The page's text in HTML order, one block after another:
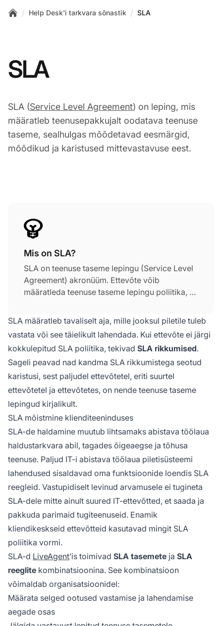
/ Help Desk'i tarkvara sõnastik / SLA
SLA
SLA (Service Level Agreement) on leping, mis
määratleb teenusepakkujalt oodatava teenuse
taseme, sealhulgas mõõdetavad eesmärgid,
mõõdikud ja karistused mittevastavuse eest.
Mis on SLA?
SLA on teenuse taseme lepingu (Service Level
Agreement) akronüüm. Ettevõte võib
määratleda teenuse taseme lepingu poliitika, et
teenuse taseme jõudlust ja saavutada ettevõtte
teenuse taseme eesmärke. Teenuse taseme
lepingud ehk SLA-d lepitakse tavaliselt kokku
ettevõtete ja nende äriklientide vahel.
SLA määratleb tavaliselt aja, mille jooksul piletile tuleb
vastata või see täielikult lahendada. Kui ettevõte ei järgi
kokkulepitud SLA poliitika, tekivad SLA rikkumised.
Sageli peavad nad kandma SLA rikkumistega seotud
karistusi, sest paljudel ettevõtetel, eriti suurtel
ettevõtetel ja ettevõtetes, on nende teenuse taseme
lepingud kirjalikult.
SLA mõistmine klienditeeninduses
SLA-de haldamine muutub lihtsamaks abistava töölaua
haldustarkvara abil, tagades õigeaegse ja tõhusa
teenuse. Paljud IT-i abistava töölaua piletisüsteemi
lahendused sisaldavad oma funktsioonide loendis SLA
reegleid. Vastupidiselt levinud arvamusele ei tugineta
SLA-dele mitte ainult suured IT-ettevõtted, et saada ja
pakkuda parimaid tugiteenuseid. Enamik
kliendikeskseid ettevõtteid kasutavad mingit SLA
poliitika vormi.
SLA-d LiveAgent’is toimivad SLA tasemete ja SLA
reeglite kombinatsioonina. See kombinatsioon
võimaldab organisatsioonidel:
Määrata selged ootused vastamise ja lahendamise
aegade osas